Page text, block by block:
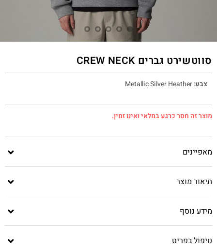
סווטשירט גברים CREW NECK
צבע:
Metallic Silver Heather
מוצר זה חסר כרגע במלאי ואינו זמין.
מאפיינים
תיאור מוצר
מידע נוסף
טיפול בפריט